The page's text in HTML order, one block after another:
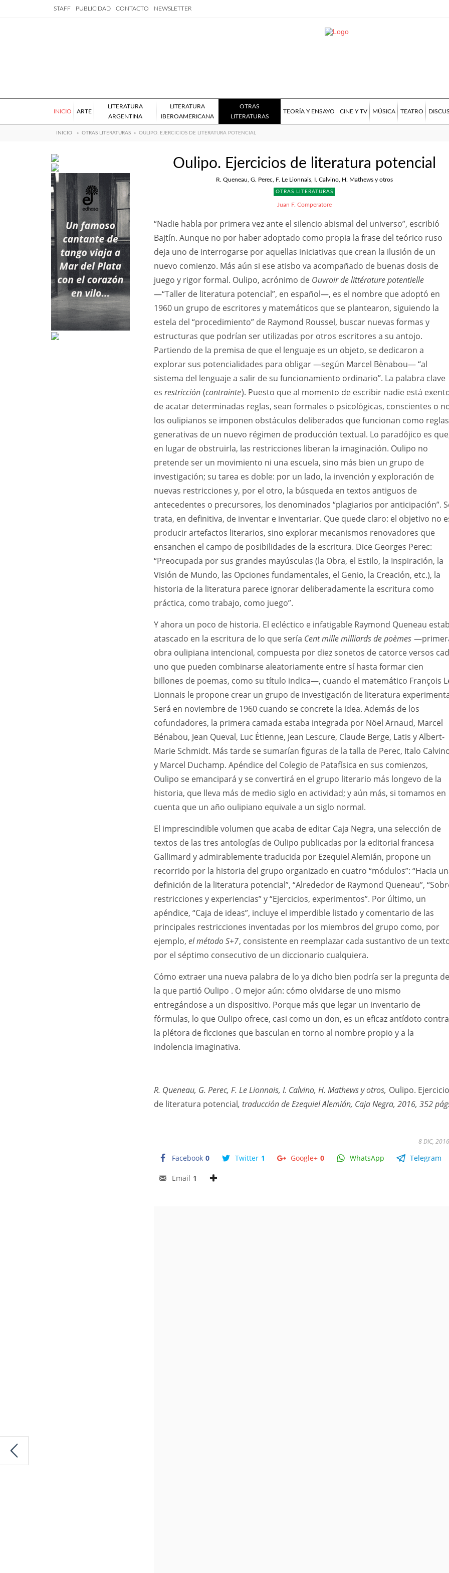
STAFF PUBLICIDAD CONTACTO NEWSLETTER
INICIO ARTE
LITERATURA
ARGENTINA
LITERATURA
IBEROAMERICANA
OTRAS
LITERATURAS
TEORÍA Y ENSAYO CINE Y TV MÚSICA TEATRO
INICIO » OTRAS LITERATURAS » OULIPO. EJERCICIOS DE LITERATURA POTENCIAL
Oulipo. Ejercicios de literatura potencial
R. Queneau, G. Perec, F. Le Lionnais, I. Calvino, H. Mathews y otros
OTRAS LITERATURAS
Juan F. Comperatore
“Nadie habla por primera vez ante el silencio abismal del universo”, escribió
Bajtín. Aunque no por haber adoptado como propia la frase del teórico ruso
deja uno de interrogarse por aquellas iniciativas que crean la ilusión de un
nuevo comienzo. Más aún si ese atisbo va acompañado de buenas dosis de
juego y rigor formal. Oulipo, acrónimo de Ouvroir de littérature potentielle
—“Taller de literatura potencial”, en español—, es el nombre que adoptó en
1960 un grupo de escritores y matemáticos que se plantearon, siguiendo la
estela del “procedimiento” de Raymond Roussel, buscar nuevas formas y
estructuras que podrían ser utilizadas por otros escritores a su antojo.
Partiendo de la premisa de que el lenguaje es un objeto, se dedicaron a
explorar sus potencialidades para obligar —según Marcel Bènabou— “al
sistema del lenguaje a salir de su funcionamiento ordinario”. La palabra clave
es restricción (contrainte). Puesto que al momento de escribir nadie está
de acatar determinadas reglas, sean formales o psicológicas, conscientes o
los oulipianos se imponen obstáculos deliberados que funcionan como reglas
generativas de un nuevo régimen de producción textual. Lo paradójico es
en lugar de obstruirla, las restricciones liberan la imaginación. Oulipo no
pretende ser un movimiento ni una escuela, sino más bien un grupo de
investigación; su tarea es doble: por un lado, la invención y exploración de
nuevas restricciones y, por el otro, la búsqueda en textos antiguos de
antecedentes o precursores, los denominados “plagiarios por anticipación”.
trata, en definitiva, de inventar e inventariar. Que quede claro: el objetivo no
producir artefactos literarios, sino explorar mecanismos renovadores que
ensanchen el campo de posibilidades de la escritura. Dice Georges Perec:
“Preocupada por sus grandes mayúsculas (la Obra, el Estilo, la Inspiración, la
Visión de Mundo, las Opciones fundamentales, el Genio, la Creación, etc.), la
historia de la literatura parece ignorar deliberadamente la escritura como
práctica, como trabajo, como juego”.
Y ahora un poco de historia. El ecléctico e infatigable Raymond Queneau
atascado en la escritura de lo que sería Cent mille milliards de poèmes
obra oulipiana intencional, compuesta por diez sonetos de catorce versos
uno que pueden combinarse aleatoriamente entre sí hasta formar cien
billones de poemas, como su título indica—, cuando el matemático François
Lionnais le propone crear un grupo de investigación de literatura
Será en noviembre de 1960 cuando se concrete la idea. Además de los
cofundadores, la primera camada estaba integrada por Nöel Arnaud, Marcel
Bénabou, Jean Queval, Luc Étienne, Jean Lescure, Claude Berge, Latis y Albert-
Marie Schmidt. Más tarde se sumarían figuras de la talla de Perec, Italo
y Marcel Duchamp. Apéndice del Colegio de Patafísica en sus comienzos,
Oulipo se emancipará y se convertirá en el grupo literario más longevo de la
historia, que lleva más de medio siglo en actividad; y aún más, si tomamos en
cuenta que un año oulipiano equivale a un siglo normal.
El imprescindible volumen que acaba de editar Caja Negra, una selección de
textos de las tres antologías de Oulipo publicadas por la editorial francesa
Gallimard y admirablemente traducida por Ezequiel Alemián, propone un
recorrido por la historia del grupo organizado en cuatro “módulos”: “Hacia
definición de la literatura potencial”, “Alrededor de Raymond Queneau”,
restricciones y experiencias” y “Ejercicios, experimentos”. Por último, un
apéndice, “Caja de ideas”, incluye el imperdible listado y comentario de las
principales restricciones inventadas por los miembros del grupo como, por
ejemplo, el método S+7, consistente en reemplazar cada sustantivo de un
por el séptimo consecutivo de un diccionario cualquiera.
Cómo extraer una nueva palabra de lo ya dicho bien podría ser la pregunta de
la que partió Oulipo . O mejor aún: cómo olvidarse de uno mismo
entregándose a un dispositivo. Porque más que legar un inventario de
fórmulas, lo que Oulipo ofrece, casi como un don, es un eficaz antídoto contra
la plétora de ficciones que basculan en torno al nombre propio y a la
indolencia imaginativa.
R. Queneau, G. Perec, F. Le Lionnais, I. Calvino, H. Mathews y otros, Oulipo.
de literatura potencial, traducción de Ezequiel Alemián, Caja Negra, 2016, 352
Facebook 0 Twitter 1 Google+ 0 WhatsApp Telegram
Email 1
8 DIC, 2016